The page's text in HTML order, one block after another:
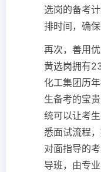
选岗的备考
排时间，确
再次，善用
黄选岗拥有
化工集团历
生备考的宝
统可以让考
悉面试流程
对面指导的
导班，由专